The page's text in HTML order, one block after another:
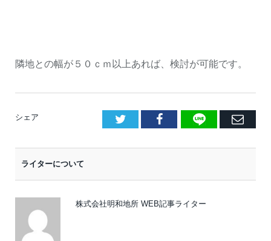
隣地との幅が５０ｃｍ以上あれば、検討が可能です。
シェア Facebook
LINE
E
ライターについて
株式会社明和地所 WEB記事ライター